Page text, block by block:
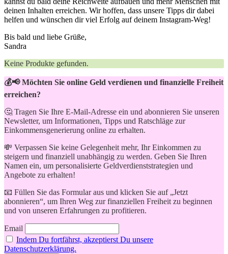
deinen Inhalten erreichen. Wir hoffen, dass unsere Tipps dir dabei
helfen und⁣ wünschen ⁢dir viel Erfolg auf​ deinem Instagram-Weg!
Bis bald und liebe ⁣Grüße,
Sandra
Keine Produkte gefunden.
💰📢 Möchten Sie online Geld verdienen und finanzielle Freiheit
erreichen?
🤔 Tragen Sie Ihre E-Mail-Adresse ein und abonnieren Sie unseren
Newsletter, um Informationen, Tipps und Ratschläge zur
Einkommensgenerierung online zu erhalten.
💸 Verpassen Sie keine Gelegenheit mehr, Ihr Einkommen zu
steigern und finanziell unabhängig zu werden. Geben Sie Ihren
Namen ein, um personalisierte Geldverdienststrategien und
Angebote zu erhalten!
📧 Füllen Sie das Formular aus und klicken Sie auf „Jetzt
abonnieren“, um Ihren Weg zur finanziellen Freiheit zu beginnen
und von unseren Erfahrungen zu profitieren.
Email
Indem Du fortfährst, akzeptierst Du unsere
Datenschutzerklärung.